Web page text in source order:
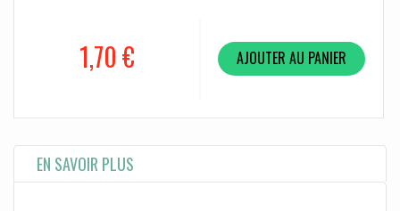
1,70 € AJOUTER AU PANIER
EN SAVOIR PLUS